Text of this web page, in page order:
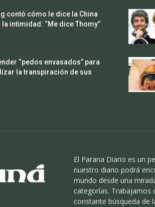
contó cómo le dice la China
la intimidad: “Me dice Thomy”
“pedos envasados” para
la transpiración de sus
El Parana Diario es un
nuestro diario podrá
mundo desde una
categorías. Trabajamos
constante búsqueda de